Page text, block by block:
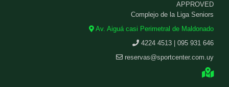
APPROVED
Complejo de la Liga Seniors
Av. Aiguá casi Perimetral de Maldonado
4224 4513 | 095 931 646
reservas@sportcenter.com.uy